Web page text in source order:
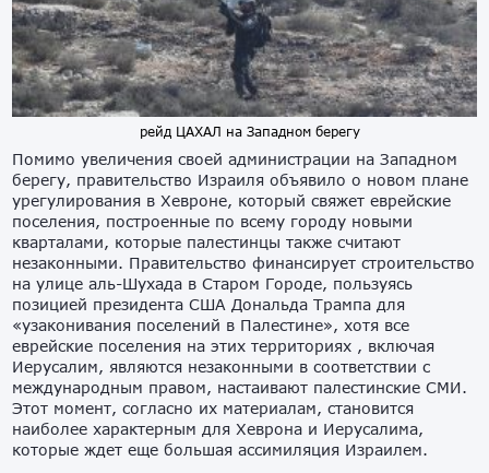
рейд ЦАХАЛ на Западном берегу
Помимо увеличения своей администрации на Западном
берегу, правительство Израиля объявило о новом плане
урегулирования вХевроне, который свяжет еврейские
поселения, построенные по всему городу новыми
кварталами, которые палестинцы также считают
незаконными. Правительство финансирует строительство
на улицеаль-Шухада в Старом Городе, пользуясь
позицией президента США Дональда Трампа для
«узаконивания поселений в Палестине», хотя все
еврейские поселения наэтих территориях , включая
Иерусалим, являются незаконными в соответствии с
международным правом, настаивают палестинские СМИ.
Этот момент, согласно их материалам, становится
наиболеехарактерным для Хеврона и Иерусалима,
которыеждет еще большая ассимиляция Израилем.